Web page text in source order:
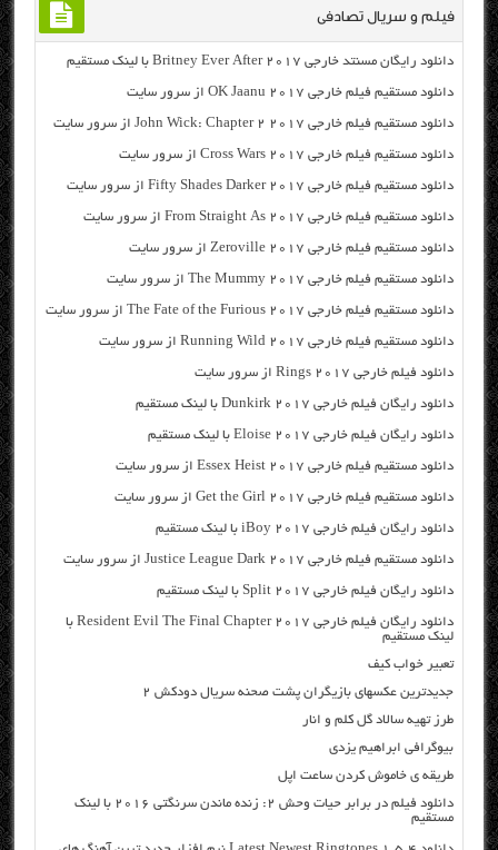
فیلم و سریال تصادفی
دانلود رایگان مسنتد خارجی Britney Ever After 2017 با لینک مستقیم
دانلود مستقیم فیلم خارجی OK Jaanu 2017 از سرور سایت
دانلود مستقیم فیلم خارجی John Wick: Chapter 2 2017 از سرور سایت
دانلود مستقیم فیلم خارجی Cross Wars 2017 از سرور سایت
دانلود مستقیم فیلم خارجی Fifty Shades Darker 2017 از سرور سایت
دانلود مستقیم فیلم خارجی From Straight As 2017 از سرور سایت
دانلود مستقیم فیلم خارجی Zeroville 2017 از سرور سایت
دانلود مستقیم فیلم خارجی The Mummy 2017 از سرور سایت
دانلود مستقیم فیلم خارجی The Fate of the Furious 2017 از سرور سایت
دانلود مستقیم فیلم خارجی Running Wild 2017 از سرور سایت
دانلود فیلم خارجی Rings 2017 از سرور سایت
دانلود رایگان فیلم خارجی Dunkirk 2017 با لینک مستقیم
دانلود رایگان فیلم خارجی Eloise 2017 با لینک مستقیم
دانلود مستقیم فیلم خارجی Essex Heist 2017 از سرور سایت
دانلود مستقیم فیلم خارجی Get the Girl 2017 از سرور سایت
دانلود رایگان فیلم خارجی iBoy 2017 با لینک مستقیم
دانلود مستقیم فیلم خارجی Justice League Dark 2017 از سرور سایت
دانلود رایگان فیلم خارجی Split 2017 با لینک مستقیم
دانلود رایگان فیلم خارجی Resident Evil The Final Chapter 2017 با
لینک مستقیم
تعبیر خواب کیف
جدیدترین عکسهای بازیگران پشت صحنه سریال دودکش 2
طرز تهیه سالاد گل کلم و انار
بیوگرافی ابراهیم یزدی
طریقه ی خاموش کردن ساعت اپل
دانلود فیلم در برابر حیات وحش ۲: زنده ماندن سرنگتی ۲۰۱۶ با لینک
مستقیم